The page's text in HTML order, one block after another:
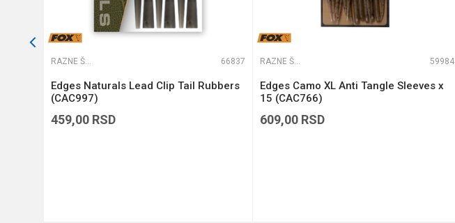
RAZNE ŠARANSKE SITNICE 66837
Edges Naturals Lead Clip Tail Rubbers
(CAC997)
459,00 RSD
RAZNE ŠARANSKE SITNICE 59984
Edges Camo XL Anti Tangle Sleeves x
15 (CAC766)
609,00 RSD